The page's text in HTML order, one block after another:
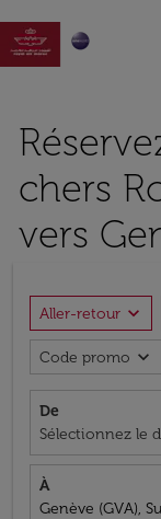

chers
vers
Aller-retour expand_more
Code promo expand_more
De
Sélectionnez le
À
Genève (GVA),